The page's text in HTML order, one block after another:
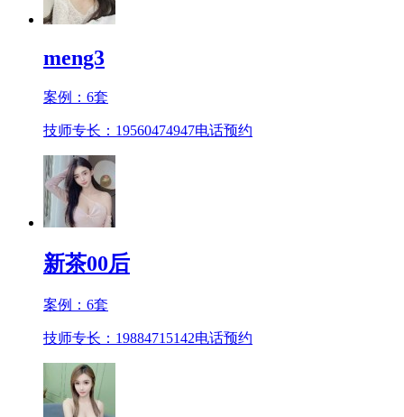
meng3
案例： 6套
技师专长：19560474947电话预约
新茶00后
案例： 6套
技师专长：19884715142电话预约